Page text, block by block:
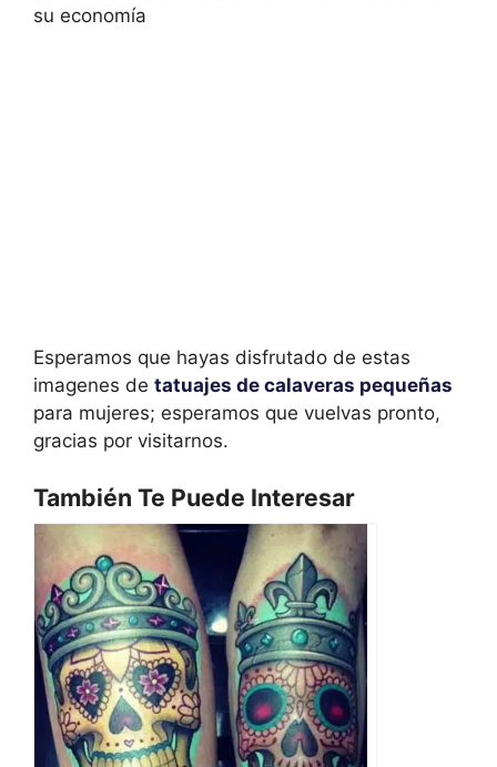
su economía
Esperamos que hayas disfrutado de estas
imagenes de tatuajes de calaveras pequeñas
para mujeres; esperamos que vuelvas pronto,
gracias por visitarnos.
También Te Puede Interesar